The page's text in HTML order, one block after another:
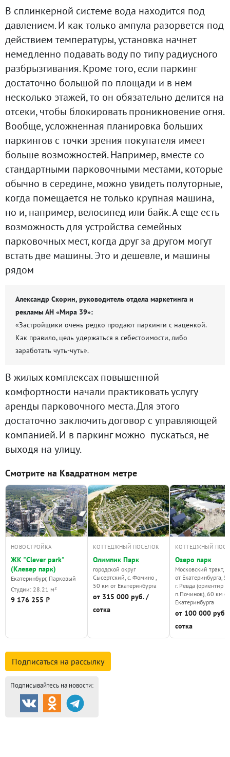
В сплинкерной системе вода находится под
давлением. И как только ампула разорвется под
действием температуры, установка начнет
немедленно подавать воду по типу радиусного
разбрызгивания. Кроме того, если паркинг
достаточно большой по площади и в нем
несколько этажей, то он обязательно делится на
отсеки, чтобы блокировать проникновение огня.
Вообще, усложненная планировка больших
паркингов с точки зрения покупателя имеет
больше возможностей. Например, вместе со
стандартными парковочными местами, которые
обычно в середине, можно увидеть полуторные,
когда помещается не только крупная машина,
но и, например, велосипед или байк. А еще есть
возможность для устройства семейных
парковочных мест, когда друг за другом могут
встать две машины. Это и дешевле, и машины
рядом
Александр Скорин, руководитель отдела маркетинга и
рекламы АН «Мира 39»:
«Застройщики очень редко продают паркинги с наценкой.
Как правило, цель удержаться в себестоимости, либо
заработать чуть-чуть».
В жилых комплексах повышенной
комфортности начали практиковать услугу
аренды парковочного места. Для этого
достаточно заключить договор с управляющей
компанией. И в паркинг можно пускаться, не
выходя на улицу.
Смотрите на Квадратном метре
НОВОСТРОЙКА
ЖК "Clever park"
(Клевер парк)
Екатеринбург, Парковый
Студии: 28.21 м²
9 176 255 ₽
КОТТЕДЖНЫЙ ПОСЁЛОК
Олимпик Парк
городской округ
Сысертский, с. Фомино ,
50 км от Екатеринбурга
от 315 000 руб. /
сотка
КОТТЕДЖНЫЙ
Озеро парк
Московский тракт,
от Екатеринбурга, 5
г. Ревда (ориентир
п.Починок), 60 км от
Екатеринбурга
от 100 000 руб./
сотка
Подписаться на рассылку
Подписывайтесь на новости: